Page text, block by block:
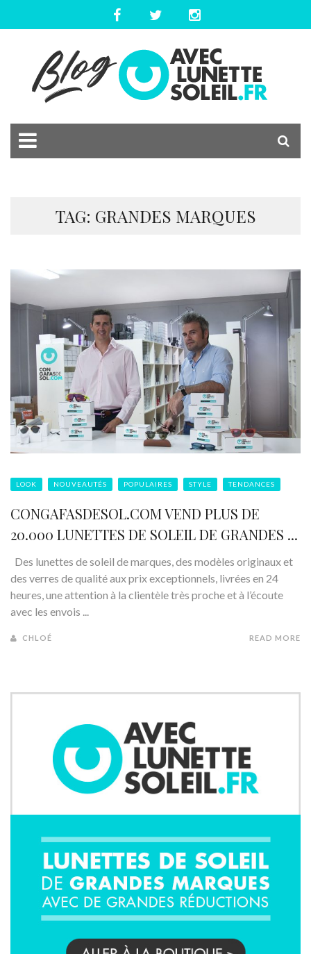
TAG: GRANDES MARQUES
LOOK NOUVEAUTÉS POPULAIRES STYLE TENDANCES
CONGAFASDESOL.COM VEND PLUS DE
20.000 LUNETTES DE SOLEIL DE GRANDES ...
Des lunettes de soleil de marques, des modèles originaux et
des verres de qualité aux prix exceptionnels, livrées en 24
heures, une attention à la clientèle très proche et à l’écoute
avec les envois ...
CHLOÉ READ MORE